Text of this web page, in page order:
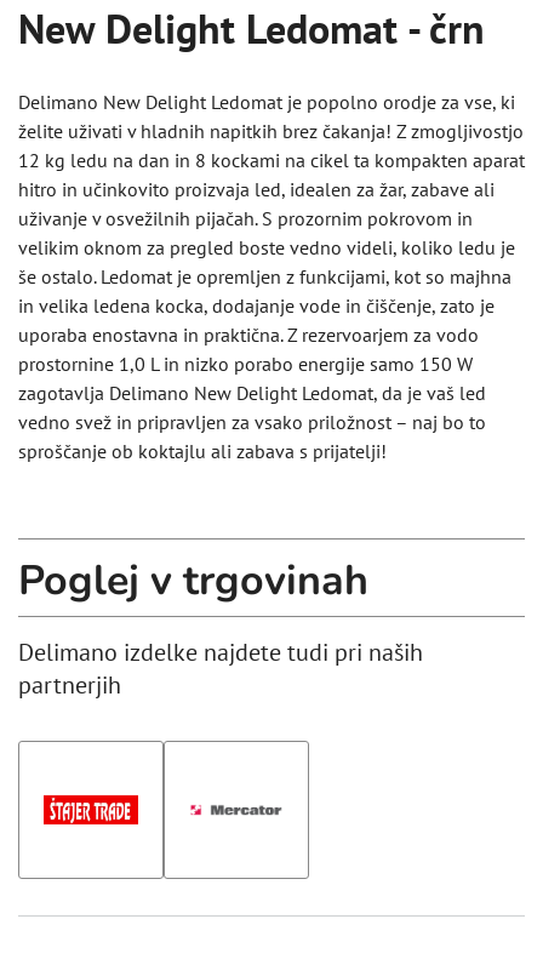
New Delight Ledomat - črn
Delimano New Delight Ledomat je popolno orodje za vse, ki
želite uživati v hladnih napitkih brez čakanja! Z zmogljivostjo
12 kg ledu na dan in 8 kockami na cikel ta kompakten aparat
hitro in učinkovito proizvaja led, idealen za žar, zabave ali
uživanje v osvežilnih pijačah. S prozornim pokrovom in
velikim oknom za pregled boste vedno videli, koliko ledu je
še ostalo. Ledomat je opremljen z funkcijami, kot so majhna
in velika ledena kocka, dodajanje vode in čiščenje, zato je
uporaba enostavna in praktična. Z rezervoarjem za vodo
prostornine 1,0 L in nizko porabo energije samo 150 W
zagotavlja Delimano New Delight Ledomat, da je vaš led
vedno svež in pripravljen za vsako priložnost – naj bo to
sproščanje ob koktajlu ali zabava s prijatelji!
Poglej v trgovinah
Delimano izdelke najdete tudi pri naših
partnerjih